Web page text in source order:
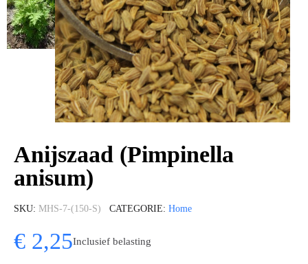
Anijszaad (Pimpinella
anisum)
SKU MHS-7-(150-S) CATEGORIE Home
€ 2,25Inclusief belasting